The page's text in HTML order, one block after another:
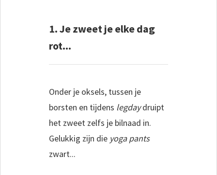
1. Je zweet je elke dag
rot...
Onder je oksels, tussen je
borsten en tijdens legdaydruipt
het zweet zelfs je bilnaad in.
Gelukkig zijn die yoga pants
zwart...